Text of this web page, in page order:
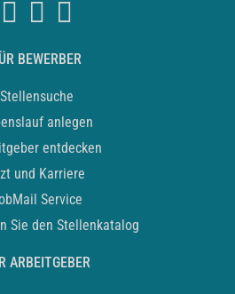
BEWERBER
Stellensuche
anlegen
entdecken
und Karriere
Service
Sie den Stellenkatalog
ARBEITGEBER